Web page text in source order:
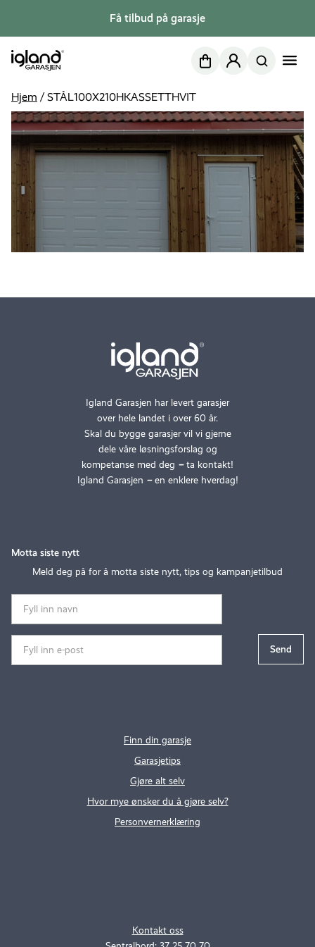
Få tilbud på garasje
NettbutikkMin side
Hjem /STÅL100X210HKASSETTHVIT
Igland Garasjen har levert garasjer
over hele landet i over 60 år.
Skal du bygge garasjer vil vi gjerne
dele våre løsningsforslag og
kompetanse med deg –ta kontakt!
Igland Garasjen –en enklere hverdag!
Kontakt oss
Finn din garasje
Garasjetips
Gjøre alt selv
Hvor mye ønsker du å gjøre selv?
Personvernerklæring
Motta siste nytt
Meld deg på for å motta siste nytt, tips og kampanjetilbud